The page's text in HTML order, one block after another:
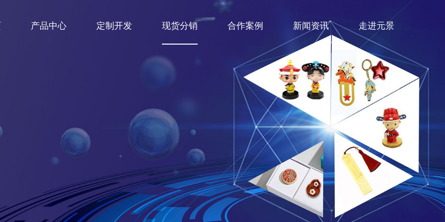
产品中心 定制开发 现货分销 合作案例 新闻资讯 走进元景